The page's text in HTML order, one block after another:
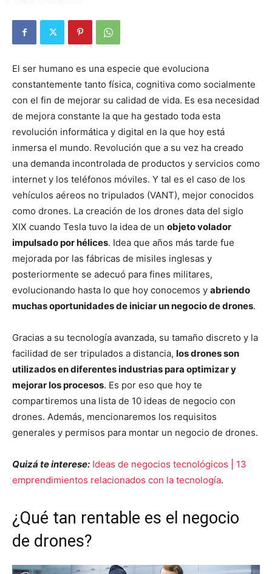
El ser humano es una especie que evoluciona
constantemente tanto física, cognitiva como socialmente
con el fin de mejorar su calidad de vida. Es esa necesidad
de mejora constante la que ha gestado toda esta
revolución informática y digital en la que hoy está
inmersa el mundo. Revolución que a su vez ha creado
una demanda incontrolada de productos y servicios como
internet y los teléfonos móviles. Y tal es el caso de los
vehículos aéreos no tripulados (VANT), mejor conocidos
como drones. La creación de los drones data del siglo
XIX cuando Tesla tuvo la idea de un objeto volador
impulsado por hélices. Idea que años más tarde fue
mejorada por las fábricas de misiles inglesas y
posteriormente se adecuó para fines militares,
evolucionando hasta lo que hoy conocemos y abriendo
muchas oportunidades de iniciar un negocio de drones.
Gracias a su tecnología avanzada, su tamaño discreto y la
facilidad de ser tripulados a distancia, los drones son
utilizados en diferentes industrias para optimizar y
mejorar los procesos. Es por eso que hoy te
compartiremos una lista de 10 ideas de negocio con
drones. Además, mencionaremos los requisitos
generales y permisos para montar un negocio de drones.
Quizá te interese: Ideas de negocios tecnológicos | 13
emprendimientos relacionados con la tecnología.
¿Qué tan rentable es el negocio
de drones?